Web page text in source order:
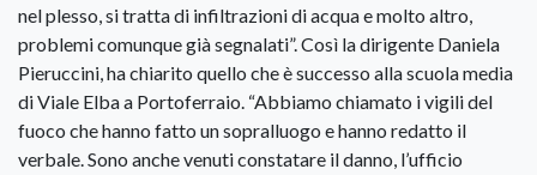
nel plesso, si tratta di infiltrazioni di acqua e molto altro,
problemi comunque già segnalati”. Così la dirigente Daniela
Pieruccini, ha chiarito quello che è successo alla scuola media
di Viale Elba a Portoferraio. “Abbiamo chiamato i vigili del
fuoco che hanno fatto un sopralluogo e hanno redatto il
verbale. Sono anche venuti constatare il danno, l’ufficio